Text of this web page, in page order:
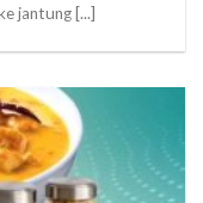
jantung [...]